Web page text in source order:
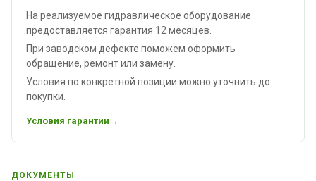
На реализуемое гидравлическое оборудование
предоставляется гарантия 12 месяцев.
При заводском дефекте поможем оформить
обращение, ремонт или замену.
Условия по конкретной позиции можно уточнить до
покупки.
Условия гарантии
ДОКУМЕНТЫ